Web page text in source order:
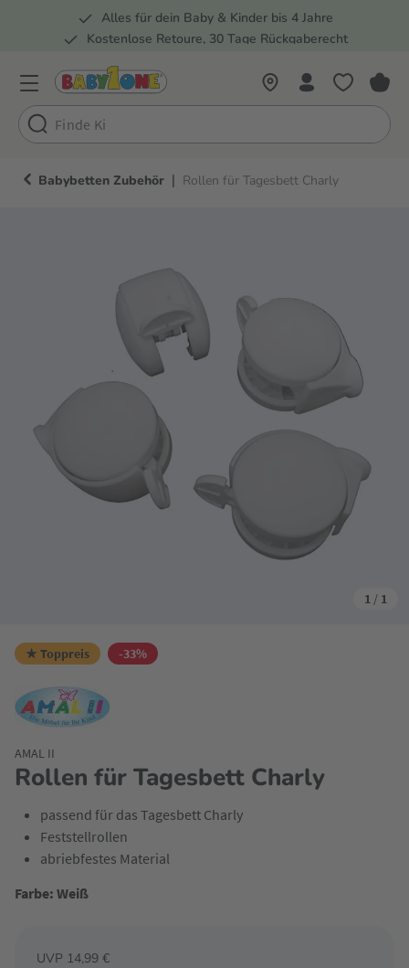
Zur Hauptnavigation springen
Alles für dein Baby & Kinder bis 4 Jahre
Kostenlose Retoure, 30 Tage Rückgaberecht
Babybetten Zubehör | Rollen für Tagesbett Charly
1 / 1
★ Toppreis -33%
Rollen für Tagesbett Charly
AMAL II
passend für das Tagesbett Charly
Feststellrollen
abriebfestes Material
Farbe: Weiß
UVP 14,99 €